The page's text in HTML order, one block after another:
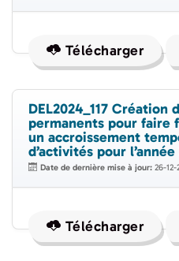
Télécharger
DEL2024_117 Création
permanents pour faire
un accroissement
d’activités pour l’année
Date de dernière mise à jour: 26-12-
Télécharger